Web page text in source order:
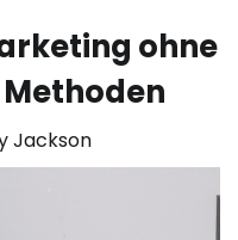
ohne
Jackson